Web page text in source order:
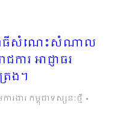
ពិធីសំណេះសំណាល
ការ អាជ្ញាធរ
ែង។
ារងារ កម្ពុជាទស្សនៈថ្មី